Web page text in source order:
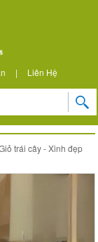
| Liên Hệ
trái cây - Xinh đẹp